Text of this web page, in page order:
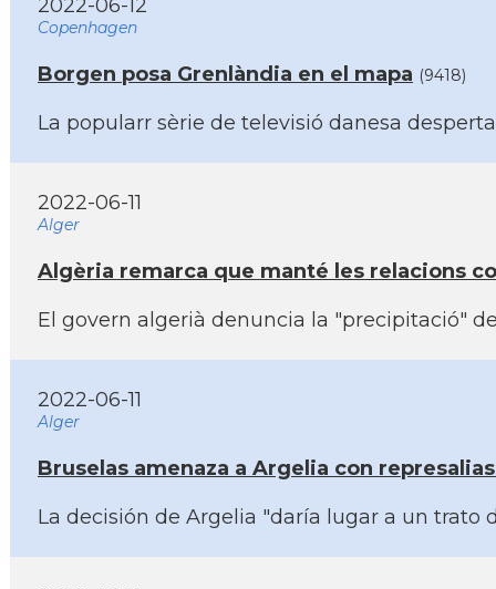
2022-06-12
Copenhagen
Borgen posa Grenlàndia en el mapa (9418)
La popularr sèrie de televisió danesa
2022-06-11
Alger
Algèria remarca que manté les relacions
El govern algerià denuncia la "precipitació"
2022-06-11
Alger
Bruselas amenaza a Argelia con
La decisión de Argelia "darí­a lugar a un trato